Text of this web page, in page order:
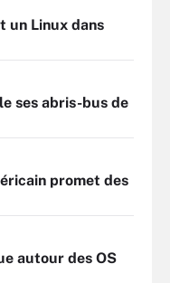
un Linux dans
ses abris-bus de
promet des
autour des OS